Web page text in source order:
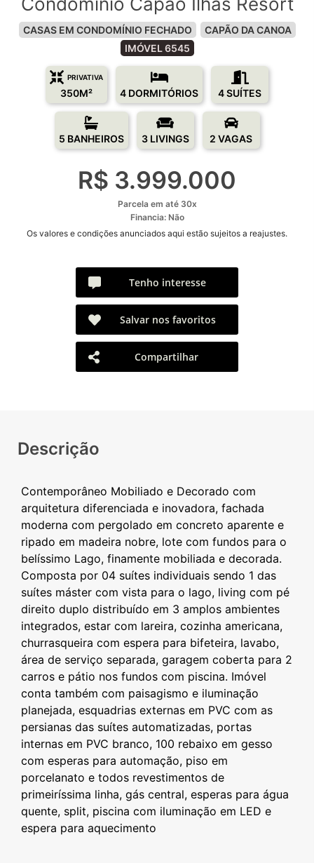
CASAS EM CONDOMÍNIO FECHADO
CAPÃO DA CANOA
IMÓVEL 6545
PRIVATIVA
350M² 4 DORMITÓRIOS 4 SUÍTES
5 BANHEIROS 3 LIVINGS 2 VAGAS
R$ 3.999.000
Parcela em até 30x
Financia: Não
Os valores e condições anunciados aqui estão sujeitos a reajustes.
Tenho interesse
Salvar nos favoritos
Compartilhar
Descrição
Contemporâneo Mobiliado e Decorado com
arquitetura diferenciada e inovadora, fachada
moderna com pergolado em concreto aparente e
ripado em madeira nobre, lote com fundos para o
belíssimo Lago, finamente mobiliada e decorada.
Composta por 04 suítes individuais sendo 1 das
suítes máster com vista para o lago, living com pé
direito duplo distribuído em 3 amplos ambientes
integrados, estar com lareira, cozinha americana,
churrasqueira com espera para bifeteira, lavabo,
área de serviço separada, garagem coberta para 2
carros e pátio nos fundos com piscina. Imóvel
conta também com paisagismo e iluminação
planejada, esquadrias externas em PVC com as
persianas das suítes automatizadas, portas
internas em PVC branco, 100 rebaixo em gesso
com esperas para automação, piso em
porcelanato e todos revestimentos de
primeiríssima linha, gás central, esperas para água
quente, split, piscina com iluminação em LED e